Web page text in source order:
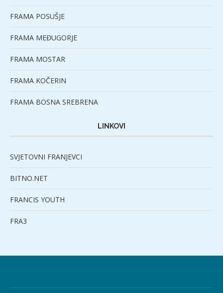
FRAMA POSUŠJE
FRAMA MEĐUGORJE
FRAMA MOSTAR
FRAMA KOČERIN
FRAMA BOSNA SREBRENA
LINKOVI
SVJETOVNI FRANJEVCI
BITNO.NET
FRANCIS YOUTH
FRA3